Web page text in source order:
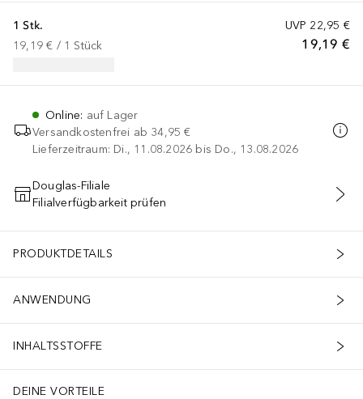
UVP 22,95 €
19,19 €
1 Stk.
19,19 € / 1 Stück
Online: auf Lager
Versandkostenfrei ab 34,95 €
Lieferzeitraum: Di., 11.08.2026 bis Do., 13.08.2026
IN DEN WARENKORB
Douglas-Filiale
Filialverfügbarkeit prüfen
PRODUKTDETAILS
ANWENDUNG
INHALTSSTOFFE
DEINE VORTEILE